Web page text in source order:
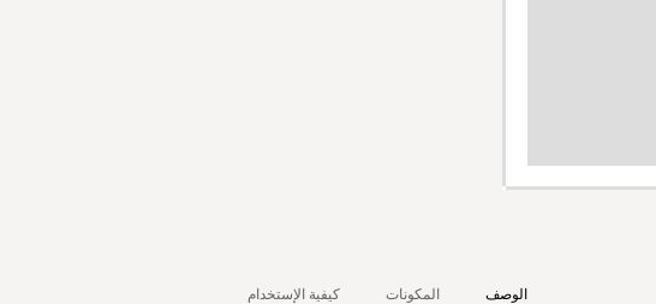
الوصف المكونات كيفية الإستخدام